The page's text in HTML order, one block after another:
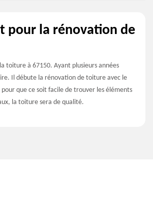
pour la rénovation de
toiture à 67150. Ayant plusieurs années
Il débute la rénovation de toiture avec le
que ce soit facile de trouver les éléments
la toiture sera de qualité.